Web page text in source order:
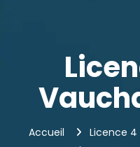
Accueil
Licence 4